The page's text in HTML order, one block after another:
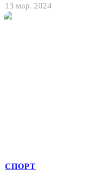
13 мар. 2024
СПОРТ